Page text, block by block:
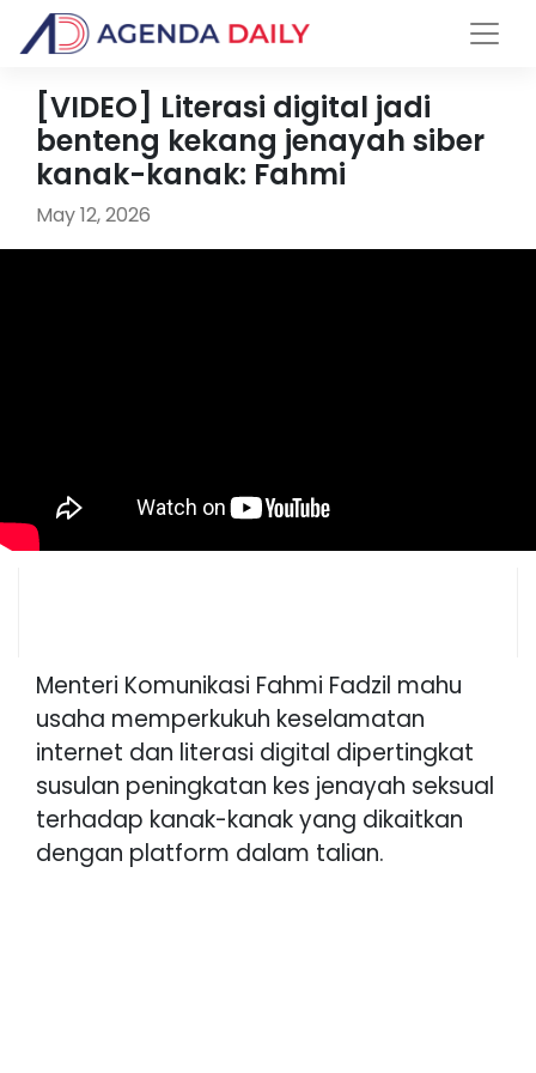
[VIDEO] Literasi digital jadi
benteng kekang jenayah siber
kanak-kanak: Fahmi
May 12, 2026
Menteri Komunikasi Fahmi Fadzil mahu
usaha memperkukuh keselamatan
internet dan literasi digital dipertingkat
susulan peningkatan kes jenayah seksual
terhadap kanak-kanak yang dikaitkan
dengan platform dalam talian.